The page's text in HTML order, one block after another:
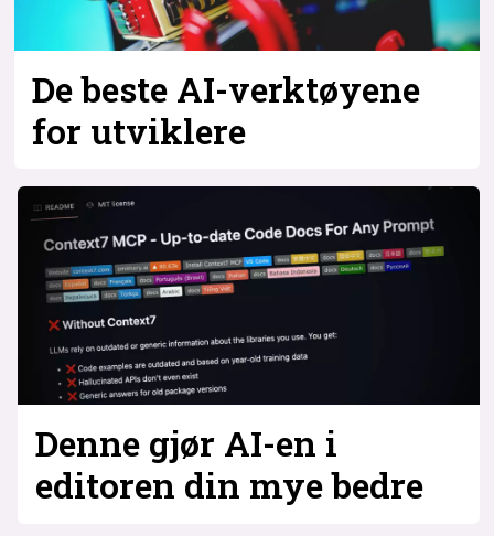
De beste AI-verktøyene
for utviklere
Denne gjør AI-en i
editoren din mye bedre